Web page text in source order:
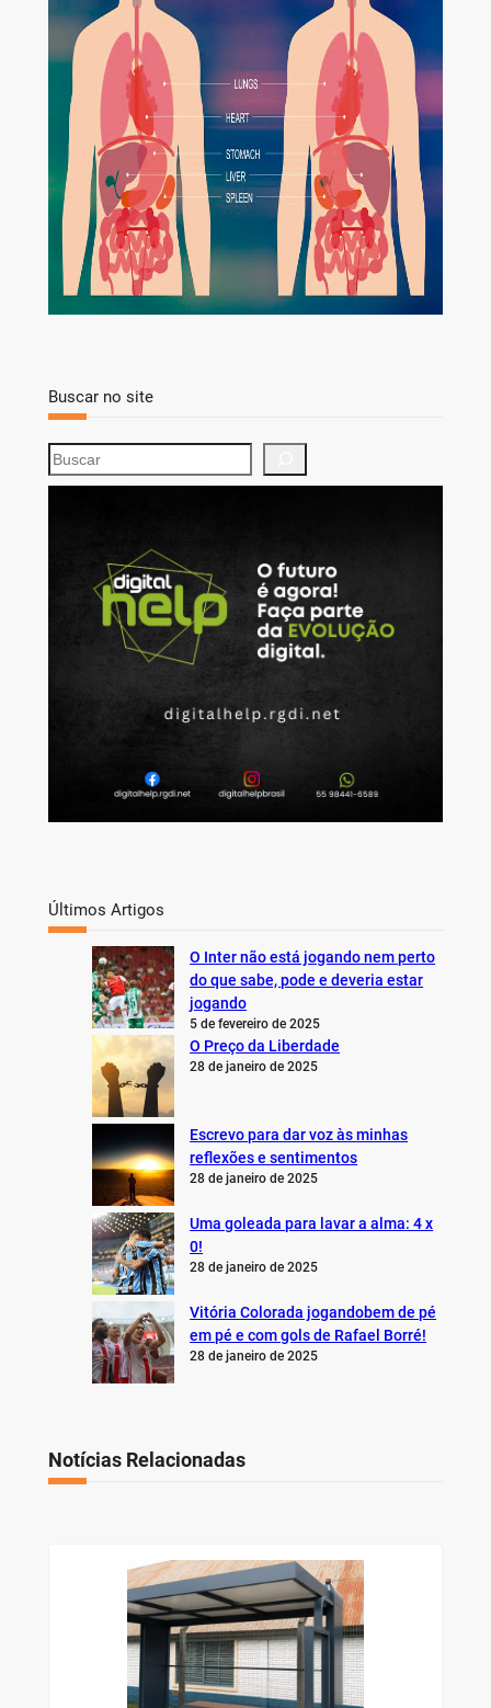
Buscar no site
S
e
Últimos Artigos
O Inter não está jogando nem perto
do que sabe, pode e deveria estar
jogando
5 de fevereiro de 2025
O Preço da Liberdade
28 de janeiro de 2025
Escrevo para dar voz às minhas
reflexões e sentimentos
28 de janeiro de 2025
Uma goleada para lavar a alma: 4 x
0!
28 de janeiro de 2025
Vitória Colorada jogandobem de pé
em pé e com gols de Rafael Borré!
28 de janeiro de 2025
Notícias Relacionadas